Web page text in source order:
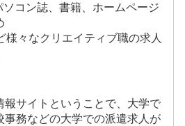
ソコン誌、書籍、ホームページ
様々なクリエイティブ職の求人
報サイトということで、大学で
事務などの大学での派遣求人が